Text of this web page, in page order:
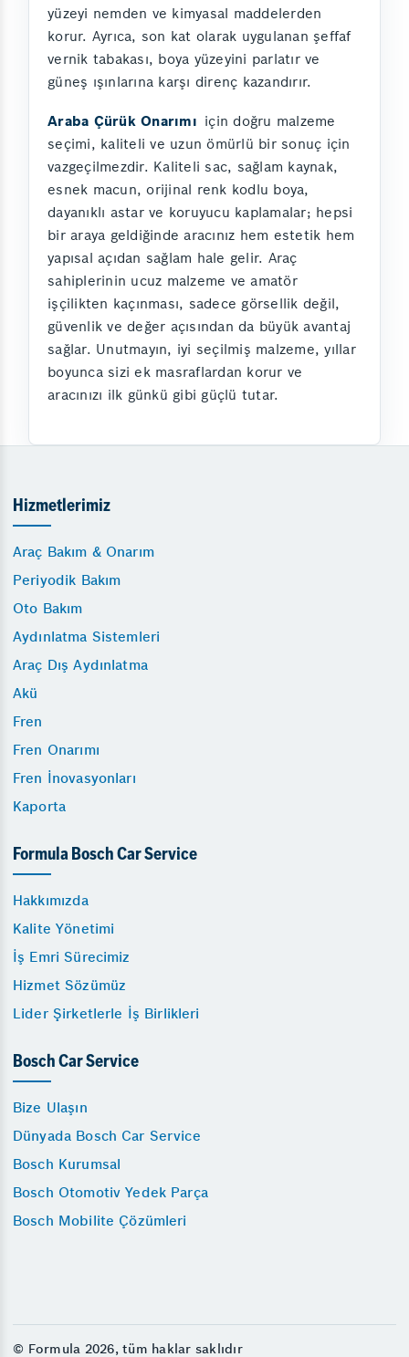
yüzeyi nemden ve kimyasal maddelerden
korur. Ayrıca, son kat olarak uygulanan şeffaf
vernik tabakası, boya yüzeyini parlatır ve
güneş ışınlarına karşı direnç kazandırır.
Araba Çürük Onarımı için doğru malzeme
seçimi, kaliteli ve uzun ömürlü bir sonuç için
vazgeçilmezdir. Kaliteli sac, sağlam kaynak,
esnek macun, orijinal renk kodlu boya,
dayanıklı astar ve koruyucu kaplamalar; hepsi
bir araya geldiğinde aracınız hem estetik hem
yapısal açıdan sağlam hale gelir. Araç
sahiplerinin ucuz malzeme ve amatör
işçilikten kaçınması, sadece görsellik değil,
güvenlik ve değer açısından da büyük avantaj
sağlar. Unutmayın, iyi seçilmiş malzeme, yıllar
boyunca sizi ek masraflardan korur ve
aracınızı ilk günkü gibi güçlü tutar.
Hizmetlerimiz
Araç Bakım & Onarım
Periyodik Bakım
Oto Bakım
Aydınlatma Sistemleri
Araç Dış Aydınlatma
Akü
Fren
Fren Onarımı
Fren İnovasyonları
Kaporta
Formula Bosch Car Service
Hakkımızda
Kalite Yönetimi
İş Emri Sürecimiz
Hizmet Sözümüz
Lider Şirketlerle İş Birlikleri
Bosch Car Service
Bize Ulaşın
Dünyada Bosch Car Service
Bosch Kurumsal
Bosch Otomotiv Yedek Parça
Bosch Mobilite Çözümleri
© Formula 2026, tüm haklar saklıdır